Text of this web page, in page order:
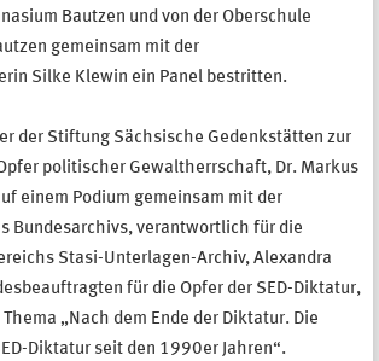
Bautzen und von der Oberschule
gemeinsam mit der
Silke Klewin ein Panel bestritten.
der Stiftung Sächsische Gedenkstätten zur
politischer Gewaltherrschaft, Dr. Markus
einem Podium gemeinsam mit der
Bundesarchivs, verantwortlich für die
Stasi-Unterlagen-Archiv, Alexandra
für die Opfer der SED-Diktatur,
„Nach dem Ende der Diktatur. Die
Diktatur seit den 1990er Jahren“.